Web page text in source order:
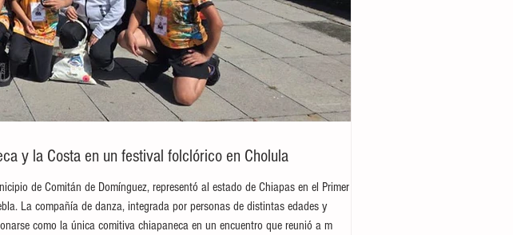
y la Costa en un festival folclórico en Cholula
de Comitán de Domínguez, representó al estado de Chiapas en el Primer
La compañía de danza, integrada por personas de distintas edades y
como la única comitiva chiapaneca en un encuentro que reunió a m